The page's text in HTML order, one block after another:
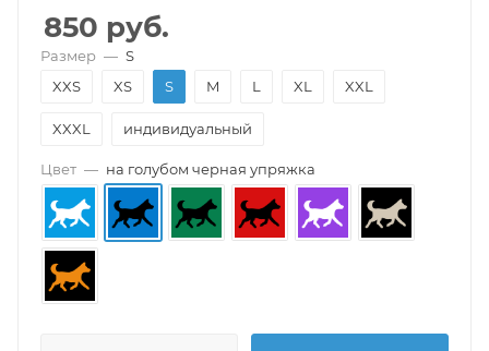
850 руб.
Размер — S
XXS
XS S M L XL XXL
XXXL индивидуальный
Цвет — на голубом черная упряжка